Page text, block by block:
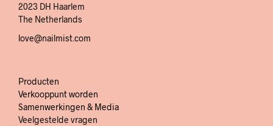
2023 DH Haarlem
The Netherlands
love@nailmist.com
Producten
Verkooppunt worden
Samenwerkingen & Media
Veelgestelde vragen